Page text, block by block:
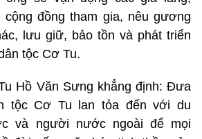
đồng tham gia, nêu gương
lưu giữ, bảo tồn và phát triển
tộc Cơ Tu.
Hồ Văn Sưng khẳng định: Đưa
tộc Cơ Tu lan tỏa đến với du
và người nước ngoài để mọi